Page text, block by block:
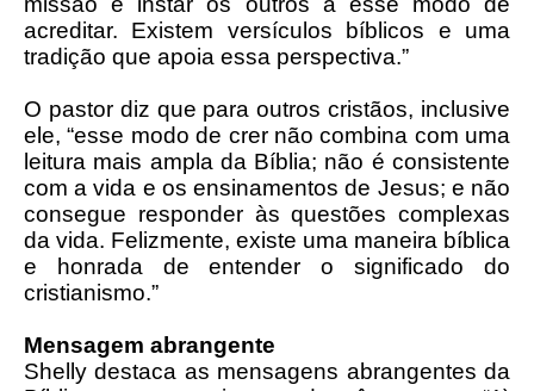
acreditar. Existem versículos bíblicos e uma
tradição que apoia essa perspectiva.”
O pastor diz que para outros cristãos, inclusive
ele, “esse modo de crer não combina com uma
leitura mais ampla da Bíblia; não é consistente
com a vida e os ensinamentos de Jesus; e não
consegue responder às questões complexas
da vida. Felizmente, existe uma maneira bíblica
e honrada de entender o significado do
cristianismo.”
Mensagem abrangente
Shelly destaca as mensagens abrangentes da